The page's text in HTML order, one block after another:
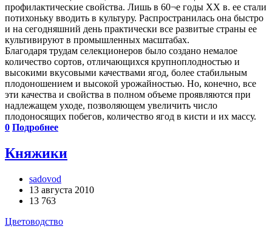
профилактические свойства. Лишь в 60¬е годы ХХ в. ее стали
потихоньку вводить в культуру. Распространилась она быстро
и на сегодняшний день практически все развитые страны ее
культивируют в промышленных масштабах.
Благодаря трудам селекционеров было создано немалое
количество сортов, отличающихся крупноплодностью и
высокими вкусовыми качествами ягод, более стабильным
плодоношением и высокой урожайностью. Но, конечно, все
эти качества и свойства в полном объеме проявляются при
надлежащем уходе, позволяющем увеличить число
плодоносящих побегов, количество ягод в кисти и их массу.
0 Подробнее
Княжики
sadovod
13 августа 2010
13 763
Цветоводство